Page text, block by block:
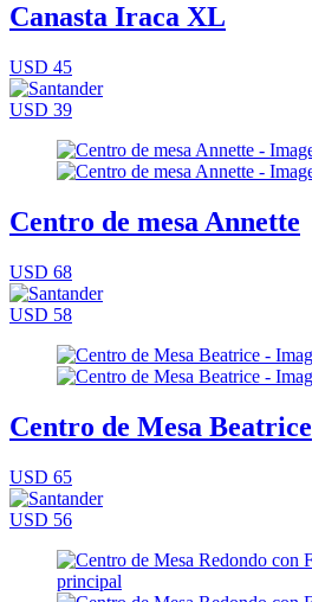
Canasta Iraca XL
USD 45
USD 39
Centro de mesa Annette
USD 68
USD 58
Centro de Mesa Beatrice
USD 65
USD 56